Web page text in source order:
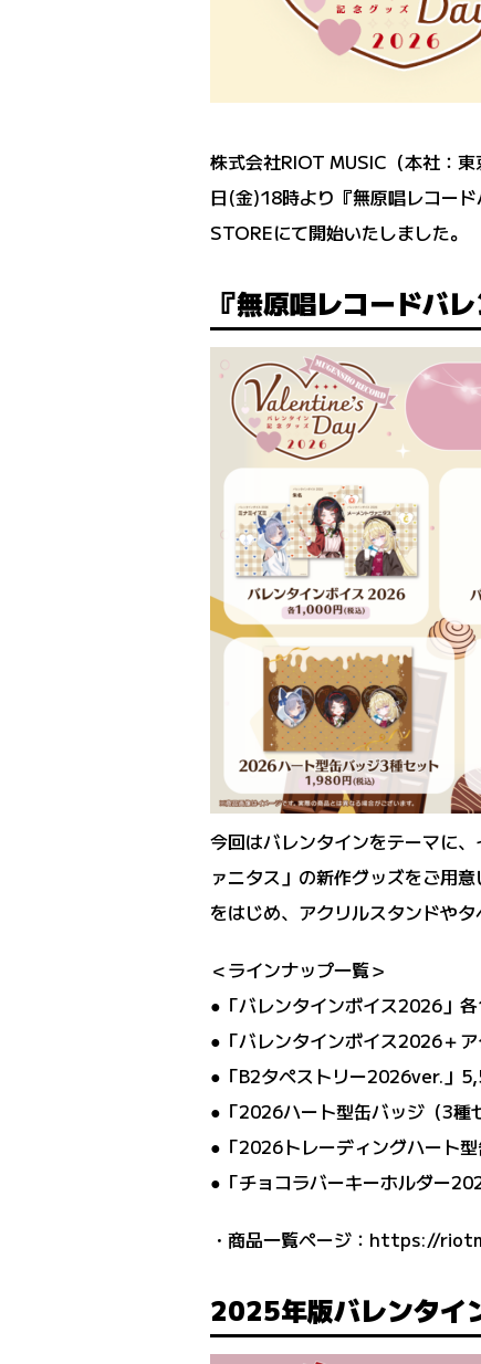
株式会社RIOT MUSIC（本社：
日(金)18時より『無原唱レコー
STOREにて開始いたしました。
『無原唱レコードバ
今回はバレンタインをテーマに
ァニタス」の新作グッズをご用
をはじめ、アクリルスタンドや
＜ラインナップ一覧＞
●「バレンタインボイス2026」各
●「バレンタインボイス2026＋
●「B2タペストリー2026ver.」
●「2026ハート型缶バッジ（3種
●「2026トレーディングハート
●「チョコラバーキーホルダー
・商品一覧ページ： https://
2025年版バレンタイ